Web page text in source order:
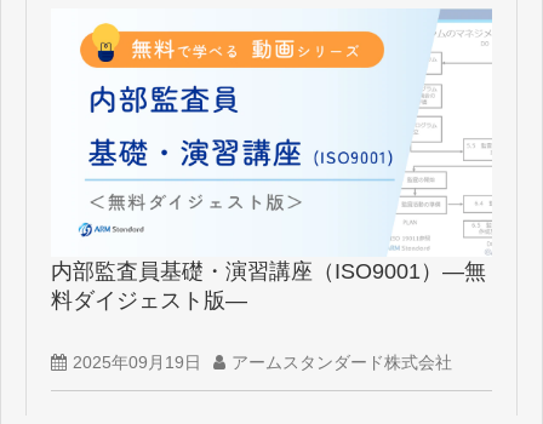
内部監査員基礎・演習講座（ISO9001）―無
料ダイジェスト版―
2025年09月19日 アームスタンダード株式会社